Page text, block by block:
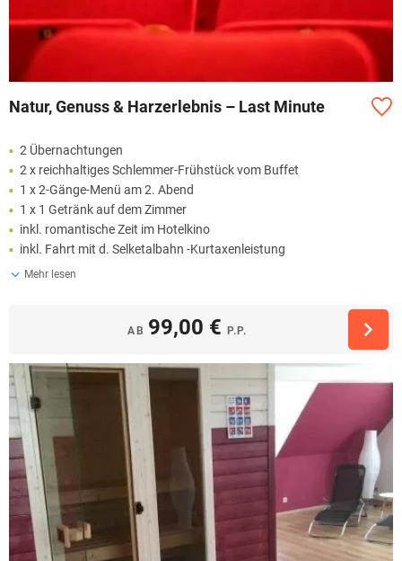
Natur, Genuss & Harzerlebnis – Last Minute
2 Übernachtungen
2 x reichhaltiges Schlemmer-Frühstück vom Buffet
1 x 2-Gänge-Menü am 2. Abend
1 x 1 Getränk auf dem Zimmer
inkl. romantische Zeit im Hotelkino
inkl. Fahrt mit d. Selketalbahn -Kurtaxenleistung
Mehr lesen
AB 99,00 € P.P.